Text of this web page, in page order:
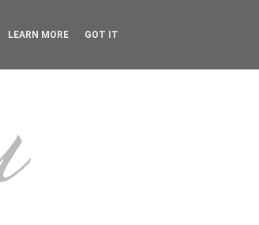
LEARN MORE GOT IT